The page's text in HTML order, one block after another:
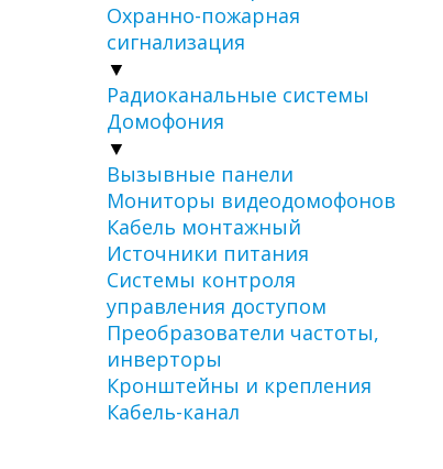
Охранно-пожарная
сигнализация
▼
Радиоканальные системы
Домофония
▼
Вызывные панели
Мониторы видеодомофонов
Кабель монтажный
Источники питания
Системы контроля
управления доступом
Преобразователи частоты,
инверторы
Кронштейны и крепления
Кабель-канал